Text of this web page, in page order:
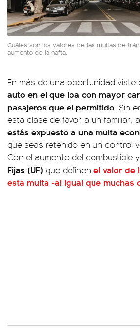
Cuáles son los valores de las multas de
aumento de la nafta.
En más de una oportunidad viste
auto en el que iba con mayor
pasajeros que el permitido. Sin
esta clase de favor a un familiar,
estás expuesto a una multa
que seas retenido en un control
Con el aumento del combustible
Fijas (UF) que definen el valor de
esta multa -al igual que muchas